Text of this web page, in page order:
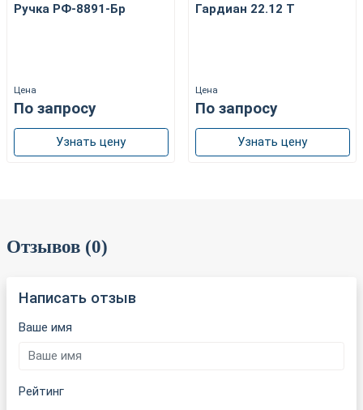
Ручка РФ-8891-Бр
Цена
По запросу
Узнать цену
Гардиан 22.12 Т
Цена
По запросу
Узнать цену
Отзывов (0)
Написать отзыв
Ваше имя
Рейтинг